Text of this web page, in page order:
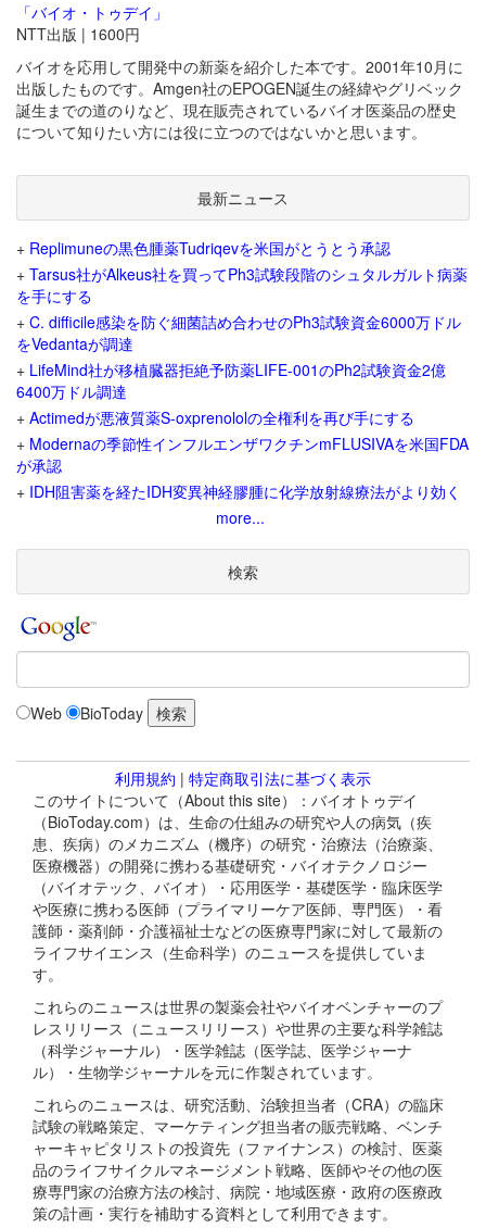
「バイオ・トゥデイ」
NTT出版 | 1600円
バイオを応用して開発中の新薬を紹介した本です。2001年10月に
出版したものです。Amgen社のEPOGEN誕生の経緯やグリベック
誕生までの道のりなど、現在販売されているバイオ医薬品の歴史
について知りたい方には役に立つのではないかと思います。
最新ニュース
+ Replimuneの黒色腫薬Tudriqevを米国がとうとう承認
+ Tarsus社がAlkeus社を買ってPh3試験段階のシュタルガルト病薬
を手にする
+ C. difficile感染を防ぐ細菌詰め合わせのPh3試験資金6000万ドル
をVedantaが調達
+ LifeMind社が移植臓器拒絶予防薬LIFE-001のPh2試験資金2億
6400万ドル調達
+ Actimedが悪液質薬S-oxprenololの全権利を再び手にする
+ Modernaの季節性インフルエンザワクチンmFLUSIVAを米国FDA
が承認
+ IDH阻害薬を経たIDH変異神経膠腫に化学放射線療法がより効く
more...
検索
Web BioToday
利用規約 | 特定商取引法に基づく表示
このサイトについて（About this site）：バイオトゥデイ
（BioToday.com）は、生命の仕組みの研究や人の病気（疾
患、疾病）のメカニズム（機序）の研究・治療法（治療薬、
医療機器）の開発に携わる基礎研究・バイオテクノロジー
（バイオテック、バイオ）・応用医学・基礎医学・臨床医学
や医療に携わる医師（プライマリーケア医師、専門医）・看
護師・薬剤師・介護福祉士などの医療専門家に対して最新の
ライフサイエンス（生命科学）のニュースを提供していま
す。
これらのニュースは世界の製薬会社やバイオベンチャーのプ
レスリリース（ニュースリリース）や世界の主要な科学雑誌
（科学ジャーナル）・医学雑誌（医学誌、医学ジャーナ
ル）・生物学ジャーナルを元に作製されています。
これらのニュースは、研究活動、治験担当者（CRA）の臨床
試験の戦略策定、マーケティング担当者の販売戦略、ベンチ
ャーキャピタリストの投資先（ファイナンス）の検討、医薬
品のライフサイクルマネージメント戦略、医師やその他の医
療専門家の治療方法の検討、病院・地域医療・政府の医療政
策の計画・実行を補助する資料として利用できます。